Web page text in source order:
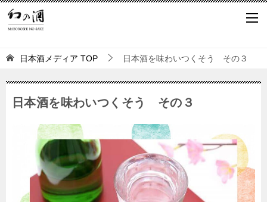
日本酒メディア TOP 日本酒を味わいつくそう その３
日本酒を味わいつくそう その３